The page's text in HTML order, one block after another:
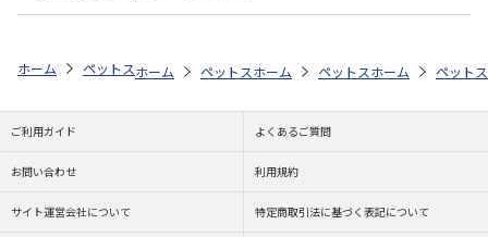
ホーム ペットストア フード フード（小動物用） ハムスター
ホーム ペットストア フード フード（小動物用）
ホーム ペットストア フード
ホーム ペット
ご利用ガイド よくあるご質問
お問い合わせ 利用規約
サイト運営会社について 特定商取引法に基づく表記について